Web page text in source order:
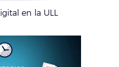
en la ULL